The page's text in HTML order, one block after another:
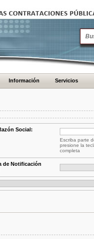
Información Servicios
Social:
Escriba parte
presione la
completa
de Notificación